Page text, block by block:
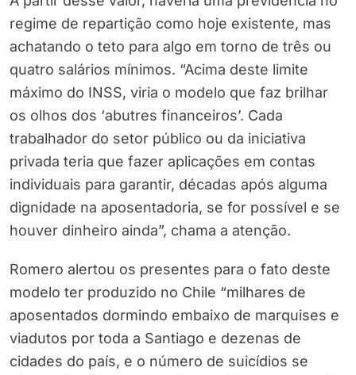
regime de repartição como hoje existente, mas
achatando o teto para algo em torno de três ou
quatro salários mínimos. “Acima deste limite
máximo do INSS, viria o modelo que faz brilhar
os olhos dos ‘abutres financeiros’. Cada
trabalhador do setor público ou da iniciativa
privada teria que fazer aplicações em contas
individuais para garantir, décadas após alguma
dignidade na aposentadoria, se for possível e se
houver dinheiro ainda”, chama a atenção.
Romero alertou os presentes para o fato deste
modelo ter produzido no Chile “milhares de
aposentados dormindo embaixo de marquises e
viadutos por toda a Santiago e dezenas de
cidades do país, e o número de suicídios se